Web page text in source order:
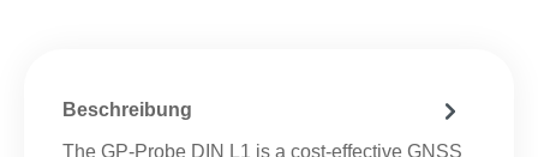
Beschreibung
The GP-Probe DIN L1 is a cost-effective GNSS